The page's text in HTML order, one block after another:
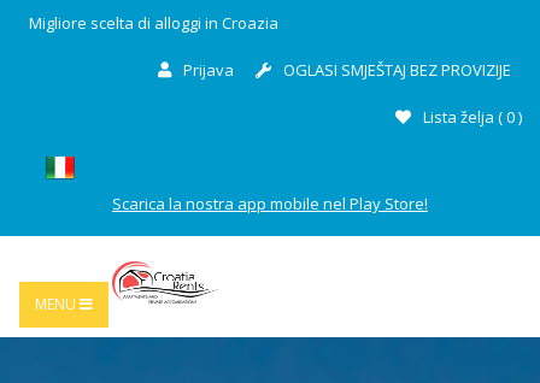
Migliore scelta di alloggi in Croazia
Prijava OGLASI SMJEŠTAJ BEZ PROVIZIJE
Lista želja (0)
Scarica la nostra app mobile nel Play Store!
MENU